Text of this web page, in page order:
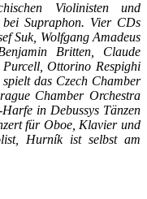
Violinisten und
Supraphon. Vier CDs
Suk, Wolfgang Amadeus
Britten, Claude
Ottorino Respighi
das Czech Chamber
Chamber Orchestra
in Debussys Tänzen
für Oboe, Klavier und
Hurník ist selbst am